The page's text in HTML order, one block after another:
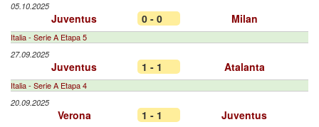
05.10.2025
Juventus 0 - 0 Milan
Italia - Serie A Etapa 5
27.09.2025
Juventus 1 - 1 Atalanta
Italia - Serie A Etapa 4
20.09.2025
Verona 1 - 1 Juventus